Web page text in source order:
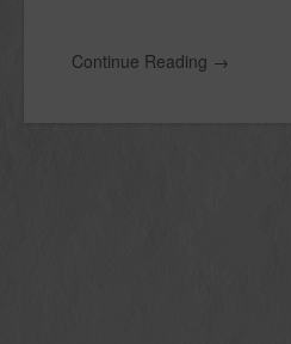
Continue Reading →